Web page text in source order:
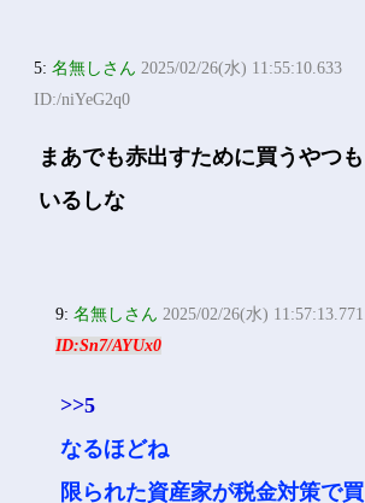
5:名無しさん 2025/02/26(水) 11:55:10.633
ID:/niYeG2q0
まあでも赤出すために買うやつも
いるしな
9:名無しさん 2025/02/26(水) 11:57:13.771
ID:Sn7/AYUx0
>>5
なるほどね
限られた資産家が税金対策で買